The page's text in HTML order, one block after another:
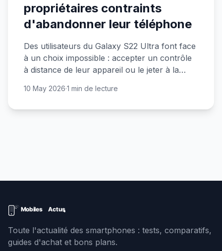
propriétaires contraints
d'abandonner leur téléphone
Des utilisateurs du Galaxy S22 Ultra font face
à un choix impossible : accepter un contrôle
à distance de leur appareil ou le jeter à la
propriété réelle de nos smartphones.
10 May 2026·1 min de lecture
Toute l'actualité des smartphones : tests, comparatifs,
guides d'achat et bons plans.